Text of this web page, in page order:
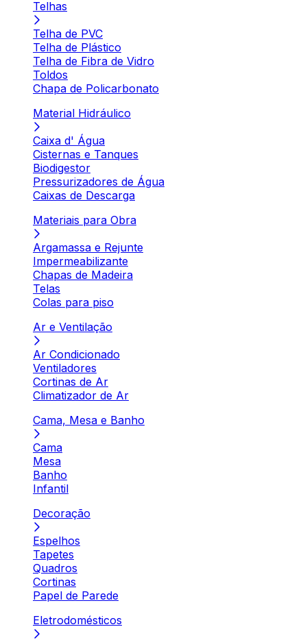
Telhas
Telha de PVC
Telha de Plástico
Telha de Fibra de Vidro
Toldos
Chapa de Policarbonato
Material Hidráulico
Caixa d' Água
Cisternas e Tanques
Biodigestor
Pressurizadores de Água
Caixas de Descarga
Materiais para Obra
Argamassa e Rejunte
Impermeabilizante
Chapas de Madeira
Telas
Colas para piso
Ar e Ventilação
Ar Condicionado
Ventiladores
Cortinas de Ar
Climatizador de Ar
Cama, Mesa e Banho
Cama
Mesa
Banho
Infantil
Decoração
Espelhos
Tapetes
Quadros
Cortinas
Papel de Parede
Eletrodomésticos